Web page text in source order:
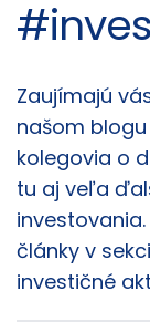
Články
Zaujímajú
našom
kolegovia o
tu aj veľa
články v
investičné